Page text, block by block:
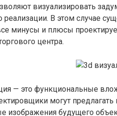
визуализировать
реализации. В этом случае
минусы и плюсы
центра.
— это функциональные
могут
изображения будущего